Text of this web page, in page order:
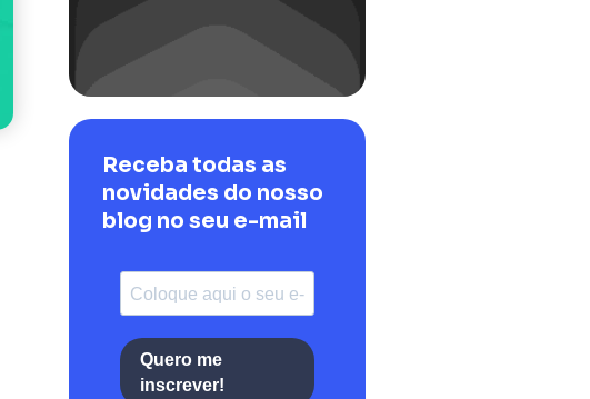
Receba todas as
novidades do nosso
blog no seu e-mail
Quero me
inscrever!